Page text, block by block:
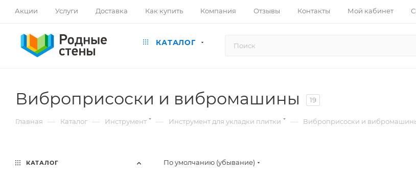
Акции Услуги Доставка Как купить Компания Отзывы Контакты Мой кабинет
КАТАЛОГ
Виброприсоски и вибромашины 19
Главная — Каталог — Инструмент — Инструмент для укладки плитки — Виброприсоски и
По умолчанию (убывание)
КАТАЛОГ